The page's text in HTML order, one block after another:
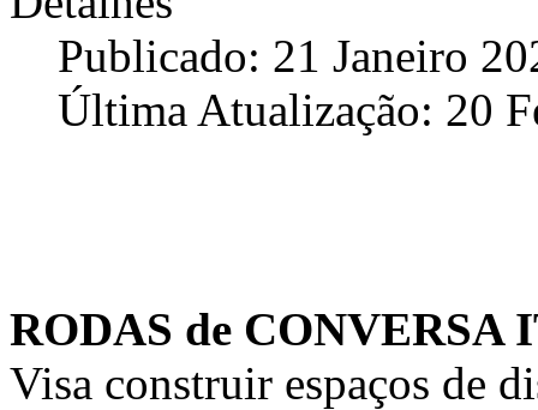
Publicado: 21 Janeiro
Última Atualização: 20
RODAS de CONVERSA
Visa construir espaços de